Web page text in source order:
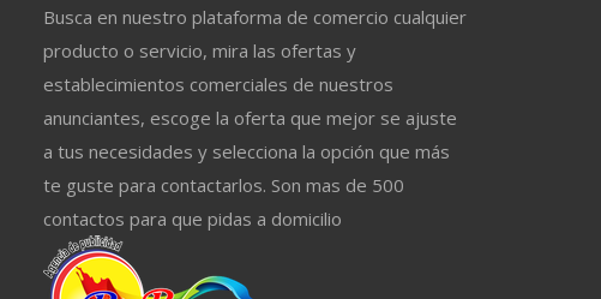
Busca en nuestro plataforma de comercio cualquier
producto o servicio, mira las ofertas y
establecimientos comerciales de nuestros
anunciantes, escoge la oferta que mejor se ajuste
a tus necesidades y selecciona la opción que más
te guste para contactarlos. Son mas de 500
contactos para que pidas a domicilio